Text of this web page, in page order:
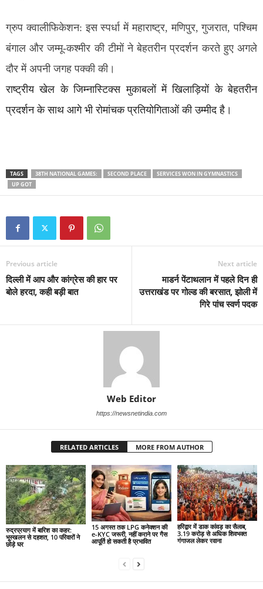
ग्रुप क्वालीफिकेशन: इस स्पर्धा में महाराष्ट्र, मणिपुर, गुजरात, पश्चिम
बंगाल और जम्मू-कश्मीर की टीमों ने बेहतरीन प्रदर्शन करते हुए अगले
दौर में अपनी जगह पक्की की।
राष्ट्रीय खेल के जिम्नास्टिक्स मुकाबलों में खिलाड़ियों के बेहतरीन
प्रदर्शन के साथ आगे भी रोमांचक प्रतियोगिताओं की उम्मीद है।
TAGS 38TH NATIONAL GAMES: SECOND PLACE
SERVICES WON IN GYMNASTICS
UP GOT
Previous article
दिल्ली में आप और कांग्रेस की हार पर
बोले हरदा, कही बड़ी बात
Next article
माडर्न पेंटाथलान में पहले दिन ही
उत्तराखंड पर गोल्‍ड की बरसात, झोली में
गिरे पांच स्‍वर्ण पदक
Web Editor
https://newsnetindia.com
RELATED ARTICLES MORE FROM AUTHOR
रुद्रप्रयाग में बारिश का कहर:
भूस्खलन से दहशत, 10 परिवारों ने
छोड़े घर
15 अगस्त तक LPG कनेक्शन की
e-KYC जरूरी, नहीं कराने पर गैस
आपूर्ति हो सकती है प्रभावित
हरिद्वार में डाक कांवड़ का सैलाब,
3.19 करोड़ से अधिक शिवभक्त
गंगाजल लेकर रवाना